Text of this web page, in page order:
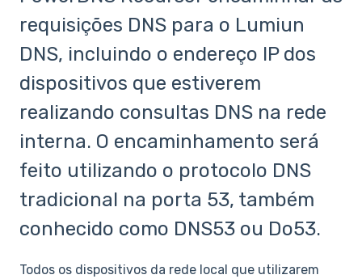
requisições DNS para o Lumiun
DNS, incluindo o endereço IP dos
dispositivos que estiverem
realizando consultas DNS na rede
interna. O encaminhamento será
feito utilizando o protocolo DNS
tradicional na porta 53, também
conhecido como DNS53 ou Do53.
Todos os dispositivos da rede local que utilizarem